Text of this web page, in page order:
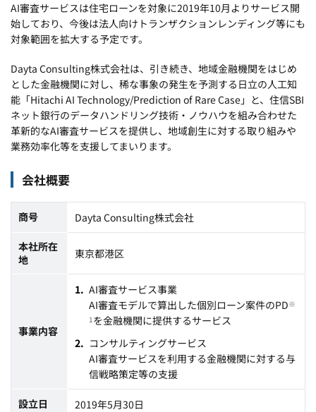
AI審査サービスは住宅ローンを対象に2019年10月よりサービス開
始しており、今後は法人向けトランザクションレンディング等にも
対象範囲を拡大する予定です。
Dayta Consulting株式会社は、引き続き、地域金融機関をはじめ
とした金融機関に対し、稀な事象の発生を予測する日立の人工知
能「Hitachi AI Technology/Prediction of Rare Case」と、住信SBI
ネット銀行のデータハンドリング技術・ノウハウを組み合わせた
革新的なAI審査サービスを提供し、地域創生に対する取り組みや
業務効率化等を支援してまいります。
会社概要
商号 Dayta Consulting株式会社
本社所在
地
東京都港区
事業内容
AI審査サービス事業
AI審査モデルで算出した個別ローン案件のPD※
1を金融機関に提供するサービス
コンサルティングサービス
AI審査サービスを利用する金融機関に対する与
信戦略策定等の支援
設立日 2019年5月30日